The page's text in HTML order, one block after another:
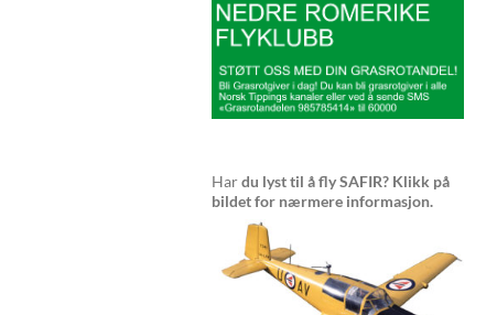
Hardu lyst til å fly SAFIR? Klikk på
bildet for nærmere informasjon.